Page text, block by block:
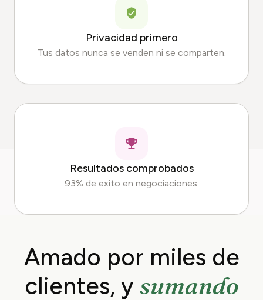
Privacidad primero
Tus datos nunca se venden ni se comparten.
Resultados comprobados
93% de exito en negociaciones.
Amado por miles de
clientes, y sumando